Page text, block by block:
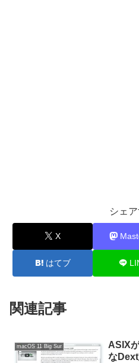
シェ
X
はてブ
関連記事
macOS 11 Big Sur
ASIX
な